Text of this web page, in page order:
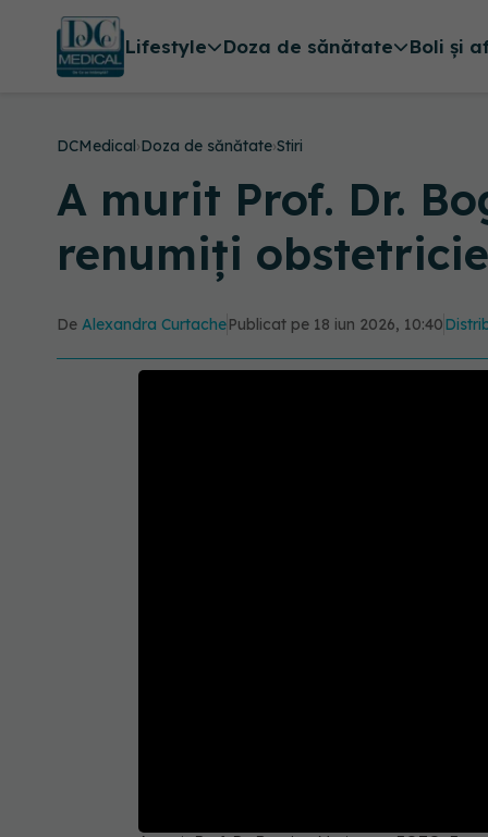
Lifestyle Doza de sănătate Boli și
DCMedical›Doza de sănătate›Stiri
A murit Prof. Dr.
renumiți
De Alexandra CurtachePublicat pe 18 iun 2026, 10:40